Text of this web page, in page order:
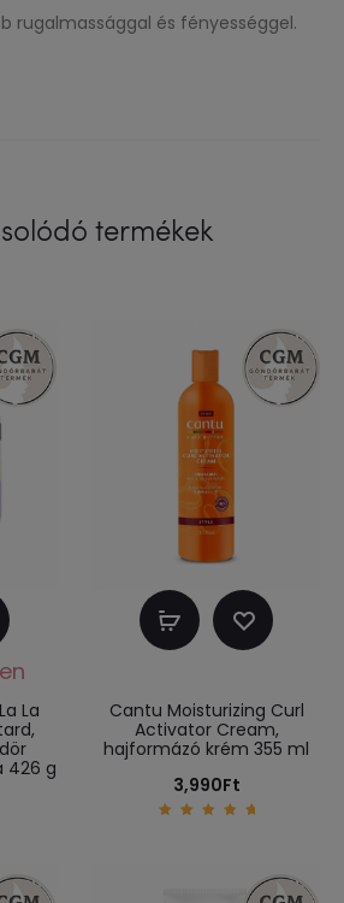
rugalmassággal és fényességgel.
termékek
La
426 g
Kosárba
Cantu Moisturizing Curl
Activator Cream,
hajformázó krém 355 ml
3,990Ft